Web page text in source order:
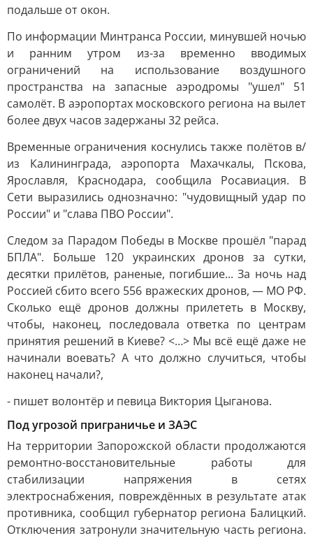
подальше от окон.
По информации Минтранса России, минувшей ночью
и ранним утром из-за временно вводимых
ограничений на использование воздушного
пространства на запасные аэродромы "ушел" 51
самолёт. В аэропортах московского региона на вылет
более двух часов задержаны 32 рейса.
Временные ограничения коснулись также полётов в/
из Калининграда, аэропорта Махачкалы, Пскова,
Ярославля, Краснодара, сообщила Росавиация. В
Сети выразились однозначно: "чудовищный удар по
России" и "слава ПВО России".
Следом за Парадом Победы в Москве прошёл "парад
БПЛА". Больше 120 украинских дронов за сутки,
десятки прилётов, раненые, погибшие... За ночь над
Россией сбито всего 556 вражеских дронов, — МО РФ.
Сколько ещё дронов должны прилететь в Москву,
чтобы, наконец, последовала ответка по центрам
принятия решений в Киеве? <…> Мы всё ещё даже не
начинали воевать? А что должно случиться, чтобы
наконец начали?,
- пишет волонтёр и певица Виктория Цыганова.
Под угрозой приграничье и ЗАЭС
На территории Запорожской области продолжаются
ремонтно-восстановительные работы для
стабилизации напряжения в сетях
электроснабжения, повреждённых в результате атак
противника, сообщил губернатор региона Балицкий.
Отключения затронули значительную часть региона.